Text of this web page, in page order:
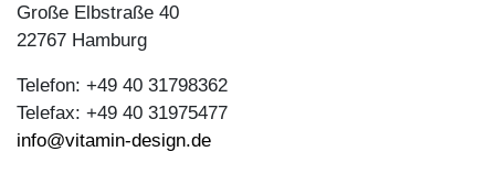
Große Elbstraße 40
22767 Hamburg
Telefon: +49 40 31798362
Telefax: +49 40 31975477
info@vitamin-design.de